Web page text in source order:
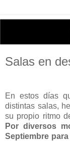
Salas en
En estos días
distintas salas,
su propio ritmo
Por diversos
Septiembre